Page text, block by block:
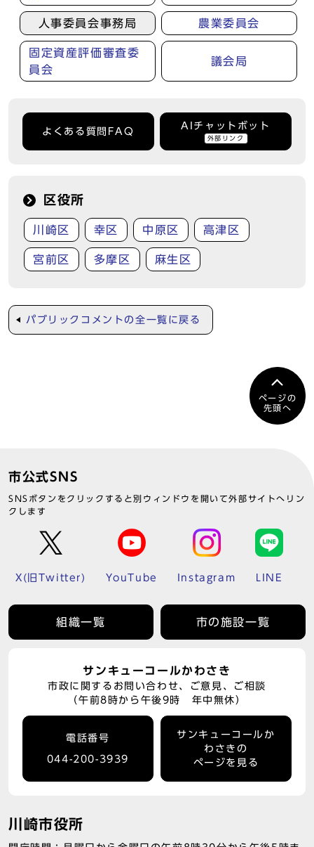
人事委員会事務局 農業委員会
固定資産評価審査委
員会
議会局
よくある質問FAQ
AIチャットボット
外部リンク
区役所
川崎区 幸区 中原区 高津区
宮前区 多摩区 麻生区
パブリックコメントの全一覧に戻る
ページの
先頭へ
市公式SNS
SNSボタンをクリックすると別ウィンドウを開いて外部サイトへリン
クします
X(旧Twitter) YouTube Instagram LINE
組織一覧 市の施設一覧
サンキューコールかわさき
市政に関するお問い合わせ、ご意見、ご相談
（午前8時から午後9時 年中無休）
電話番号
044-200-3939
サンキューコールか
わさきの
ページを見る
川崎市役所